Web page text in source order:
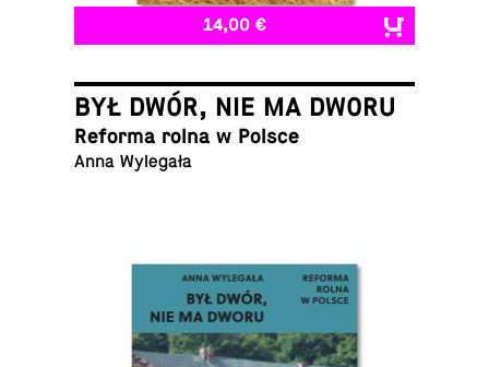
14,00 €
BYŁ DWÓR, NIE MA DWORU
Reforma rolna w Polsce
Anna Wylegała